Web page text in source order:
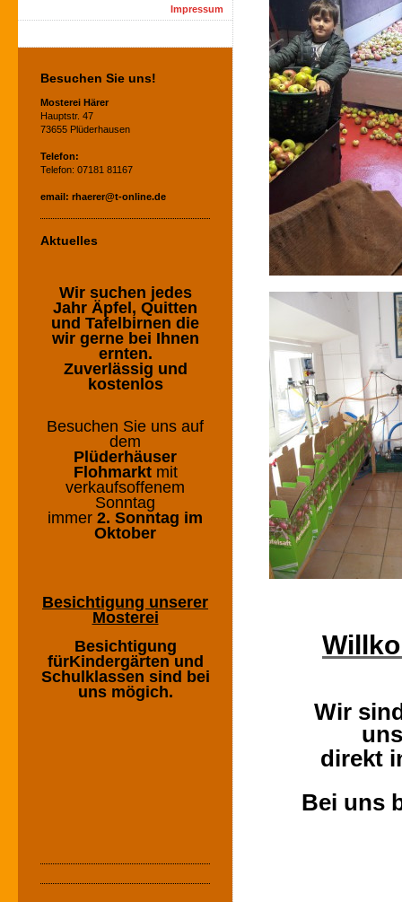
Wir
direkt
Bei uns
Impressum
Besuchen Sie uns!
Mosterei Härer
Hauptstr. 47
73655 Plüderhausen
Telefon:
Telefon: 07181 81167
email: rhaerer@t-online.de
Aktuelles
Wir suchen jedes
Jahr Äpfel, Quitten
und Tafelbirnen die
wir gerne bei Ihnen
ernten.
Zuverlässig und
kostenlos
Besuchen Sie uns auf
dem
Plüderhäuser
Flohmarktmit
verkaufsoffenem
Sonntag
immer 2. Sonntag im
Oktober
Besichtigung unserer
Mosterei
Besichtigung
fürKindergärten und
Schulklassen sind bei
uns mögich.